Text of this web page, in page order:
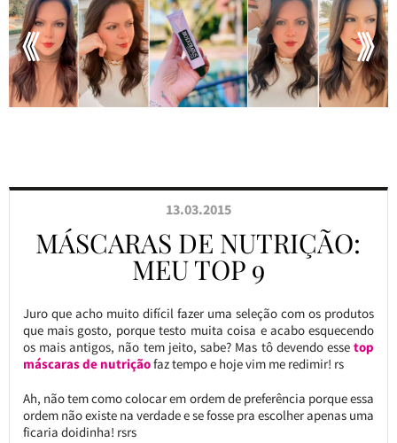
13.03.2015
MÁSCARAS DE NUTRIÇÃO:
MEU TOP 9
Juro que acho muito difícil fazer uma seleção com os produtos
que mais gosto, porque testo muita coisa e acabo esquecendo
os mais antigos, não tem jeito, sabe? Mas tô devendo essetop
máscaras de nutriçãofaz tempo e hoje vim me redimir! rs
Ah, não tem como colocar em ordem de preferência porque essa
ordem não existe na verdade e se fosse pra escolher apenas uma
ficaria doidinha! rsrs